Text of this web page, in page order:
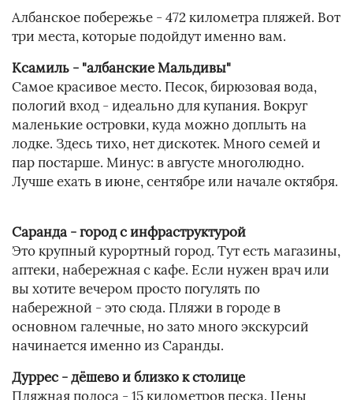
Албанское побережье - 472 километра пляжей. Вот
три места, которые подойдут именно вам.
Ксамиль - "албанские Мальдивы"
Самое красивое место. Песок, бирюзовая вода,
пологий вход - идеально для купания. Вокруг
маленькие островки, куда можно доплыть на
лодке. Здесь тихо, нет дискотек. Много семей и
пар постарше. Минус: в августе многолюдно.
Лучше ехать в июне, сентябре или начале октября.
Саранда - город с инфраструктурой
Это крупный курортный город. Тут есть магазины,
аптеки, набережная с кафе. Если нужен врач или
вы хотите вечером просто погулять по
набережной - это сюда. Пляжи в городе в
основном галечные, но зато много экскурсий
начинается именно из Саранды.
Дуррес - дёшево и близко к столице
Пляжная полоса - 15 километров песка. Цены